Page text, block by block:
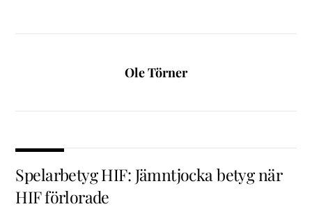
Ole Törner
Spelarbetyg HIF: Jämntjocka betyg när
HIF förlorade